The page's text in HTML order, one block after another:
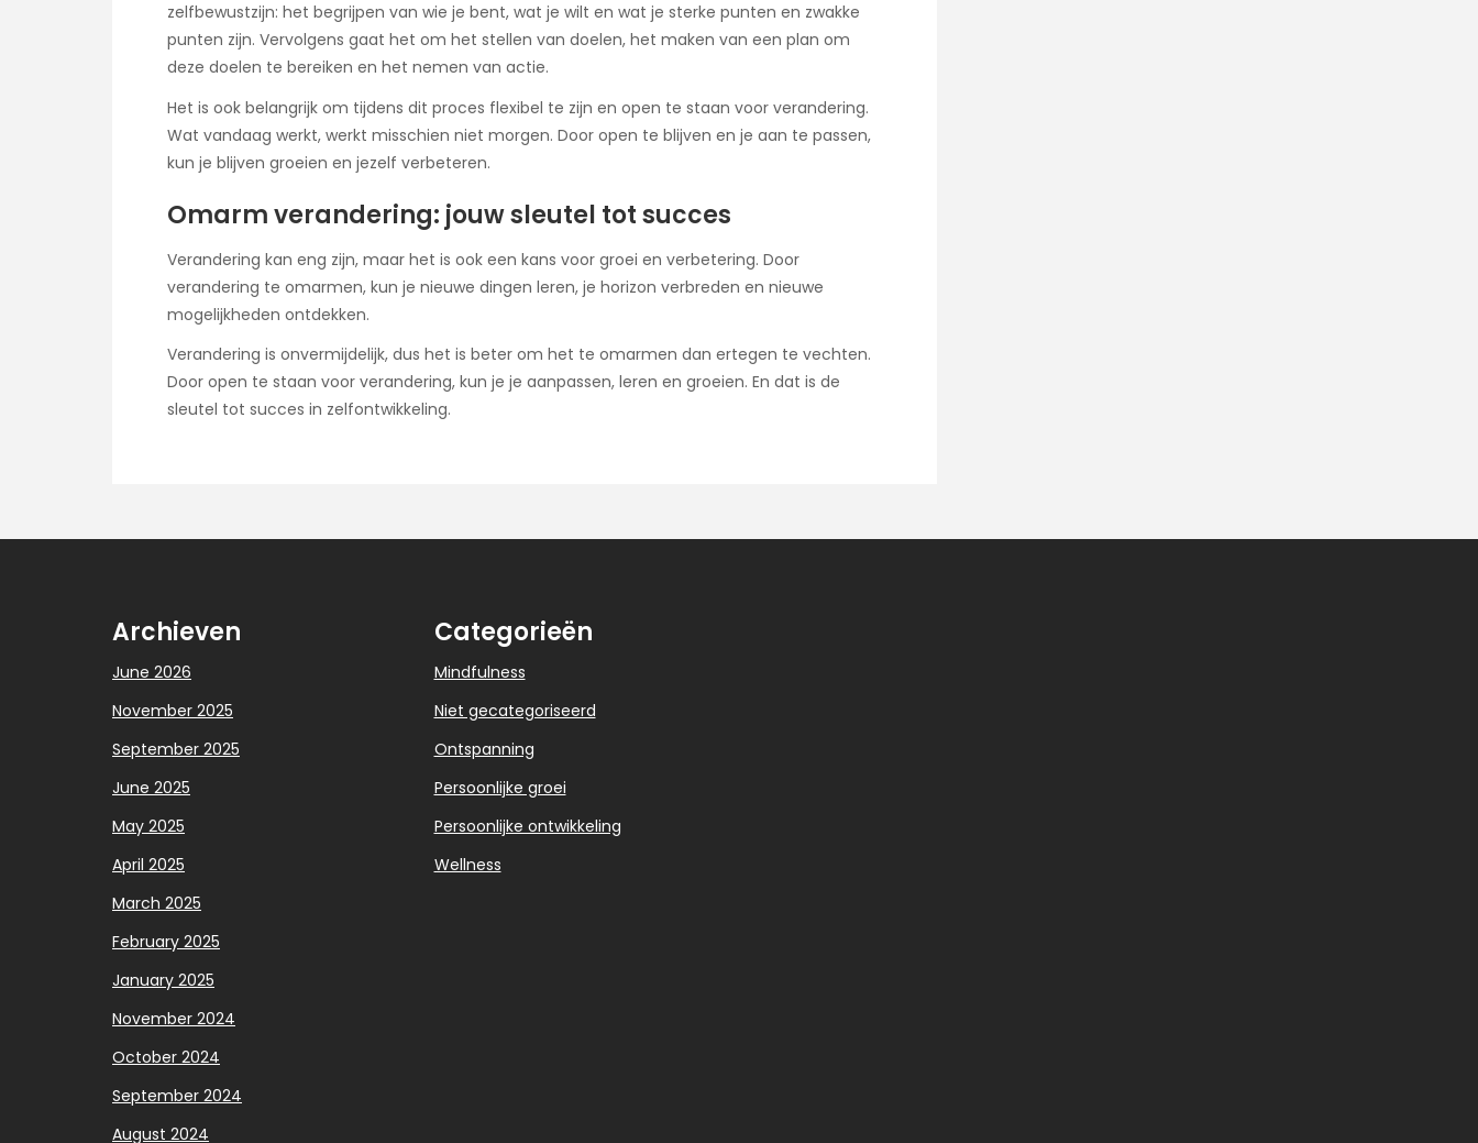
zelfbewustzijn: het begrijpen van wie je bent, wat je wilt en wat je sterke punten en zwakke
punten zijn. Vervolgens gaat het om het stellen van doelen, het maken van een plan om
deze doelen te bereiken en het nemen van actie.
Het is ook belangrijk om tijdens dit proces flexibel te zijn en open te staan voor verandering.
Wat vandaag werkt, werkt misschien niet morgen. Door open te blijven en je aan te passen,
kun je blijven groeien en jezelf verbeteren.
Omarm verandering: jouw sleutel tot succes
Verandering kan eng zijn, maar het is ook een kans voor groei en verbetering. Door
verandering te omarmen, kun je nieuwe dingen leren, je horizon verbreden en nieuwe
mogelijkheden ontdekken.
Verandering is onvermijdelijk, dus het is beter om het te omarmen dan ertegen te vechten.
Door open te staan voor verandering, kun je je aanpassen, leren en groeien. En dat is de
sleutel tot succes in zelfontwikkeling.
Archieven
June 2026
November 2025
September 2025
June 2025
May 2025
April 2025
March 2025
February 2025
January 2025
November 2024
October 2024
September 2024
August 2024
Categorieën
Mindfulness
Niet gecategoriseerd
Ontspanning
Persoonlijke groei
Persoonlijke ontwikkeling
Wellness